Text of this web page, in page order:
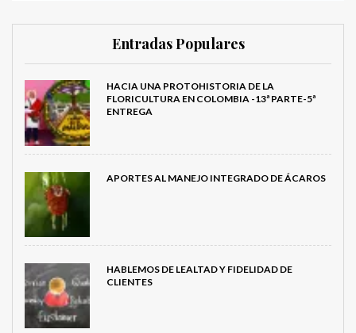
Entradas Populares
HACIA UNA PROTOHISTORIA DE LA
FLORICULTURA EN COLOMBIA -13ª PARTE-5ª
ENTREGA
APORTES AL MANEJO INTEGRADO DE ÁCAROS
HABLEMOS DE LEALTAD Y FIDELIDAD DE
CLIENTES